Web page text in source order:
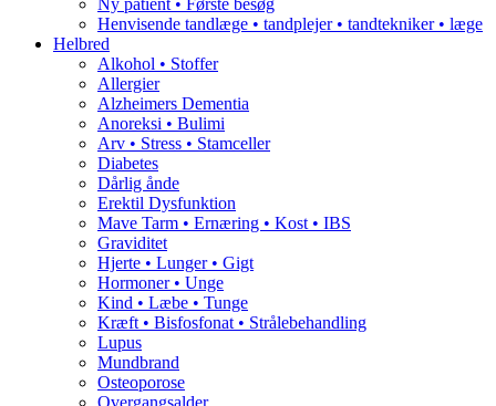
Ny patient • Første besøg
Henvisende tandlæge • tandplejer • tandtekniker • læge
Helbred
Alkohol • Stoffer
Allergier
Alzheimers Dementia
Anoreksi • Bulimi
Arv • Stress • Stamceller
Diabetes
Dårlig ånde
Erektil Dysfunktion
Mave Tarm • Ernæring • Kost • IBS
Graviditet
Hjerte • Lunger • Gigt
Hormoner • Unge
Kind • Læbe • Tunge
Kræft • Bisfosfonat • Strålebehandling
Lupus
Mundbrand
Osteoporose